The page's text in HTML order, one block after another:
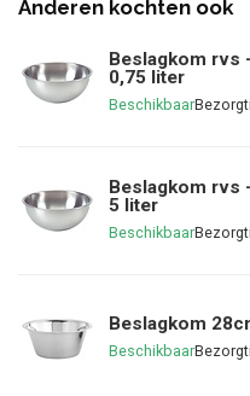
Anderen kochten ook
Beslagkom rvs
0,75 liter
Beschikbaar
Beslagkom rvs
5 liter
Beschikbaar
Beslagkom
Beschikbaar